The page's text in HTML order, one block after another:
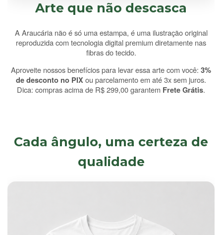
Arte que não descasca
A Araucária não é só uma estampa, é uma ilustração original
reproduzida com tecnologia digital premium diretamente nas
fibras do tecido.
Aproveite nossos benefícios para levar essa arte com você: 3%
de desconto no PIXou parcelamento em até 3x sem juros.
Dica: compras acima de R$ 299,00 garantem Frete Grátis.
Cada ângulo, uma certeza de
qualidade